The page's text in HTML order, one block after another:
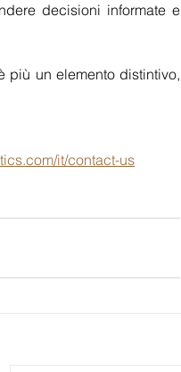
decisioni informate e
più un elemento distintivo,
it/contact-us